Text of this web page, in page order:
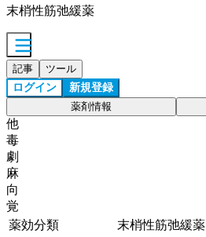
末梢性筋弛緩薬
記事 ツール
ログイン 新規登録
薬剤情報
他
毒
劇
麻
向
覚
薬効分類
末梢性筋弛緩薬